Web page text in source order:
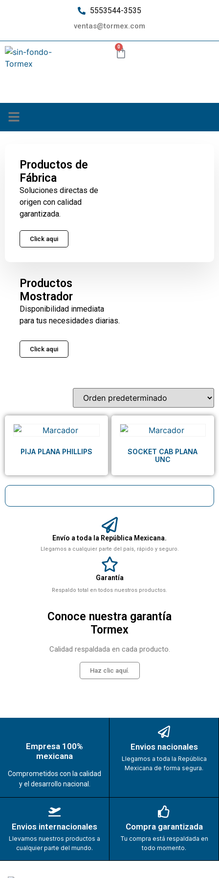
5553544-3535
ventas@tormex.com
0
Envío a toda la República Mexicana.
Llegamos a cualquier parte del país, rápido y seguro.
Garantía
Respaldo total en todos nuestros productos.
Conoce nuestra garantía
Tormex
Calidad respaldada en cada producto.
Haz clic aquí.
Productos de
Fábrica
Soluciones directas de
origen con calidad
garantizada.
Click aqui
Productos
Mostrador
Disponibilidad inmediata
para tus necesidades diarias.
Click aqui
PIJA PLANA PHILLIPS
SOCKET CAB PLANA
UNC
Empresa 100%
mexicana
Comprometidos con la calidad
y el desarrollo nacional.
Envios nacionales
Llegamos a toda la República
Mexicana de forma segura.
Envios internacionales
Llevamos nuestros productos a
cualquier parte del mundo.
Compra garantizada
Tu compra está respaldada en
todo momento.